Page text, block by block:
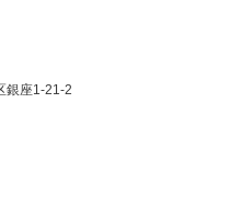
銀座1-21-2